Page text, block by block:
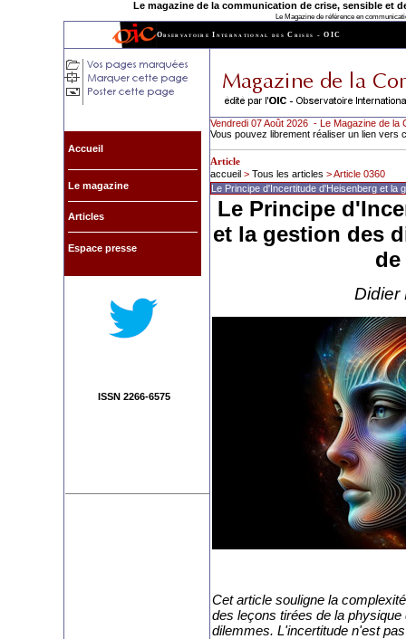
Le magazine de la communication de crise, sensible et
Le Magazine de référence en
Observatoire International des Crises - OIC
Accueil
Le magazine
Articles
Espace presse
ISSN 2266-6575
Vendredi 07 Août 2026 - Le Magazine de la
Vous pouvez librement réaliser un lien vers
Article
accueil > Tous les articles > Article 0360
Le Principe d'Incertitude d'Heisenberg et la
Le Principe
et la gestion des
Didier
Cet article souligne la
des leçons tirées de la
dilemmes. L'incertitude n'est